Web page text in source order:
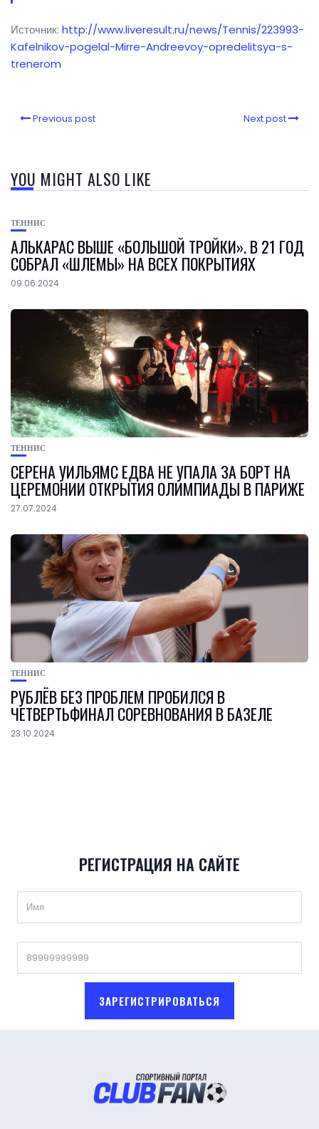
Источник: http://www.liveresult.ru/news/Tennis/223993-
Kafelnikov-pogelal-Mirre-Andreevoy-opredelitsya-s-
trenerom
Previous post Next post
YOU MIGHT ALSO LIKE
ТЕННИС
АЛЬКАРАС ВЫШЕ «БОЛЬШОЙ ТРОЙКИ». В 21 ГОД
СОБРАЛ «ШЛЕМЫ» НА ВСЕХ ПОКРЫТИЯХ
09.06.2024
ТЕННИС
СЕРЕНА УИЛЬЯМС ЕДВА НЕ УПАЛА ЗА БОРТ НА
ЦЕРЕМОНИИ ОТКРЫТИЯ ОЛИМПИАДЫ В ПАРИЖЕ
27.07.2024
ТЕННИС
РУБЛЁВ БЕЗ ПРОБЛЕМ ПРОБИЛСЯ В
ЧЕТВЕРТЬФИНАЛ СОРЕВНОВАНИЯ В БАЗЕЛЕ
23.10.2024
РЕГИСТРАЦИЯ НА САЙТЕ
ЗАРЕГИСТРИРОВАТЬСЯ